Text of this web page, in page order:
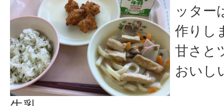
ッター
作りし
甘さと
おいし